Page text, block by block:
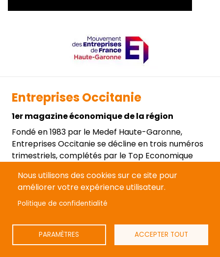
Nous utilisons des cookies sur ce site pour
améliorer votre expérience utilisateur.
Politique de confidentialité
PARAMÈTRES ACCEPTER TOUT
Entreprises Occitanie
1er magazine économique de la région
Fondé en 1983 par le Medef Haute-Garonne,
Entreprises Occitanie se décline en trois numéros
trimestriels, complétés par le Top Economique
une partie réservée aux abonnés), des
nominations et un agenda des événements
économiques dans la région sont actualisés